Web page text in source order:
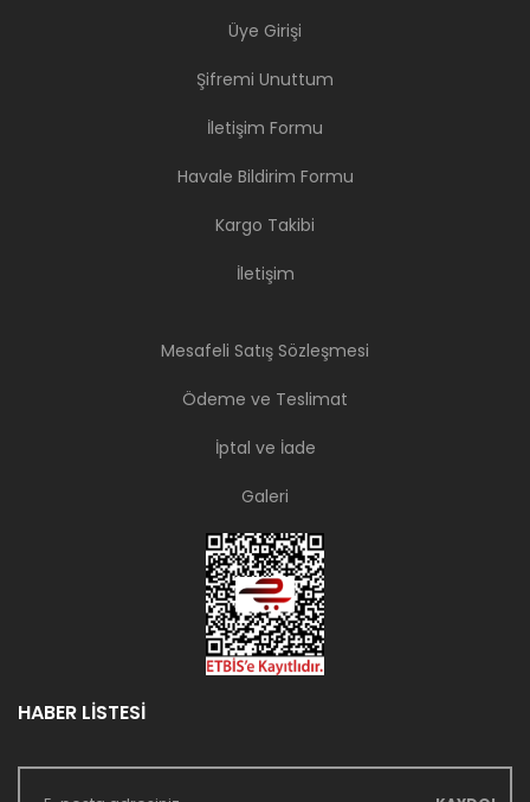
Üye Girişi
Şifremi Unuttum
İletişim Formu
Havale Bildirim Formu
Kargo Takibi
İletişim
Mesafeli Satış Sözleşmesi
Ödeme ve Teslimat
İptal ve İade
Galeri
HABER LİSTESİ